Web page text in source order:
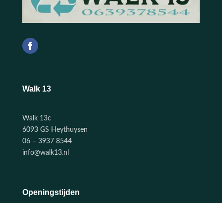
Walk 13
Walk 13c
6093 GS Heythuysen
06 – 3937 8544
info@walk13.nl
Openingstijden